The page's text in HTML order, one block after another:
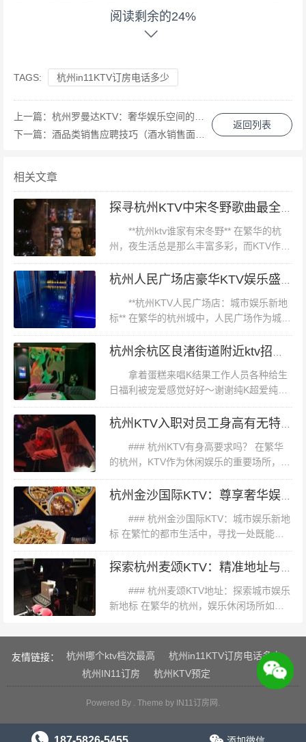
还能享受更优质的服务和更丰富的活动。 #### **热门推
荐：杭州KTV团购** **1. ** **“梦幻之夜”KTV** 位于杭州市
得了众多顾客的青睐。周五晚上，他们推出了特别团购优
惠，包括免费小吃、饮料以及打折酒水。此外，还有抽奖
活动，奖品包括免费包厢升级和精美礼品。 **2. ** **“音乐
之声”KTV** “音乐之声”KTV以其丰富的曲库和舒适的包间
时光”套餐和“星光璀璨”套餐，分别适合小型聚会和大型派
对。此外，他们还推出“买一赠一”活动，让您的夜晚更加
超值。 **3. ** **“皇家一号”KTV** 作为杭州的高端KTV之
一，“皇家一号”以其奢华的装潢和一流的服务吸引了众多
高端客户。周五晚上，他们推出了专属团购优惠，包括免
费接送服务、专属服务员以及定制酒水单。此外，他们还
定期举办主题派对，如“经典老歌之夜”、“摇滚狂欢夜”，让
您的夜晚更加丰富多彩。 #### **如何参与团购？** 参与杭
州KTV团购非常简单。您只需通过各大团购网站或APP搜
索相关活动，选择心仪的套餐并下单即可。部分商家还支
持电话预订或现场预订，确保您能顺利享受优惠。 #### **
案例分析：某公司周五团建** 某科技公司为了增强团队凝
聚力，选择周五晚上在“梦幻之夜”KTV进行团建活动。通
过团购预订了大型包厢和酒水套餐，还额外加购了小吃和
水果拼盘。整个晚上，员工们在轻松愉快的氛围中尽情歌
唱、交流，不仅增进了彼此的了解，还提升了团队士气。
这次团建活动的成功，得益于团购带来的价格优惠和优质
服务。 #### **总结** 杭州的KTV团购活动为市民和游客提
供了丰富的娱乐选择。无论是家庭聚会、朋友聚会还是公
司团建，都能在这里找到适合
阅读剩余的24%
TAGS: 杭州in11KTV订房电话多少
返回列表
上一篇： 杭州罗曼达KTV：奢华娱乐空间的设计与创意打造
下一篇： 酒品类销售应聘技巧（酒水销售面试策略：以独特视角探索成功之道）
相关文章
**杭州ktv谁家有宋冬野** 在繁华的杭
州，夜生活总是那么丰富多彩，而KTV作为
娱乐消遣的重要场所，更是成为了人们放松
身心、享受音乐的首选。在众多歌手中，宋
**杭州KTV人民广场店：城市娱乐新地
标** 在繁华的杭州城中，人民广场作为城市
的心脏地带，不仅承载着历史的厚重，更成
为了现代娱乐的聚集地。而在这片充满活力
拿着蛋糕来唱K结果工作人员各种给生
日福利被宠爱感觉好好～谢谢纯K超爱纯K
爱纯K奶茶盐酥鸡还有地瓜薯条爱泰式炒饭,
音效滿分曲庫很全基本都有強烈推薦花枝丸
### 杭州KTV有身高要求吗？ 在繁华
的杭州，KTV作为休闲娱乐的重要场所，吸
引了众多市民和游客的目光。然而，对于初
次踏入这些娱乐场所的人来说，一个常见的
### 杭州金沙国际KTV：城市娱乐新地
标 在繁忙的都市生活中，寻找一处既能放
松身心，又能体验高品质娱乐的场所，成为
了许多人的追求。杭州，这座历史悠久而又
### 杭州麦颂KTV地址：探索城市娱乐
新地标 在繁华的杭州，娱乐休闲场所如繁
璨的明星。作为集音乐、美食、社交于一体
的综合性娱乐场所，麦颂...
友情链接： 杭州哪个ktv档次最高
杭州in11KTV订房电话多少
杭州IN11订房
杭州KTV预定
Powered By . Theme by IN11订房网 .